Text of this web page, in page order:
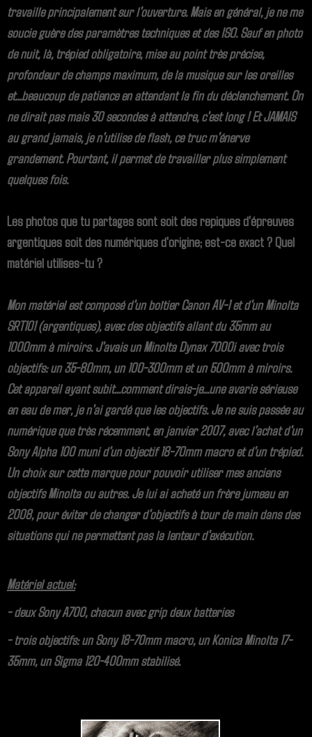
travaille principalement sur l'ouverture. Mais en général, je ne me
soucie guère des paramètres techniques et des ISO. Sauf en photo
de nuit, là, trépied obligatoire, mise au point très précise,
profondeur de champs maximum, de la musique sur les oreilles
et...beaucoup de patience en attendant la fin du déclenchement. On
ne dirait pas mais 30 secondes à attendre, c'est long ! Et JAMAIS
au grand jamais, je n'utilise de flash, ce truc m'énerve
grandement. Pourtant, il permet de travailler plus simplement
quelques fois.
Les photos que tu partages sont soit des repiques d'épreuves
argentiques soit des numériques d'origine; est-ce exact ? Quel
matériel utilises-tu ?
Mon matériel est composé d'un boîtier Canon AV-1 et d'un Minolta
SRT101 (argentiques), avec des objectifs allant du 35mm au
1000mm à miroirs. J'avais un Minolta Dynax 7000i avec trois
objectifs: un 35-80mm, un 100-300mm et un 500mm à miroirs.
Cet appareil ayant subit...comment dirais-je...une avarie sérieuse
en eau de mer, je n'ai gardé que les objectifs. Je ne suis passée au
numérique que très récemment, en janvier 2007, avec l'achat d'un
Sony Alpha 100 muni d'un objectif 18-70mm macro et d'un trépied.
Un choix sur cette marque pour pouvoir utiliser mes anciens
objectifs Minolta ou autres. Je lui ai acheté un frère jumeau en
2008, pour éviter de changer d'objectifs à tour de main dans des
situations qui ne permettent pas la lenteur d'exécution.
Matériel actuel:
- deux Sony A700, chacun avec grip deux batteries
- trois objectifs: un Sony 18-70mm macro, un Konica Minolta 17-
35mm, un Sigma 120-400mm stabilisé.